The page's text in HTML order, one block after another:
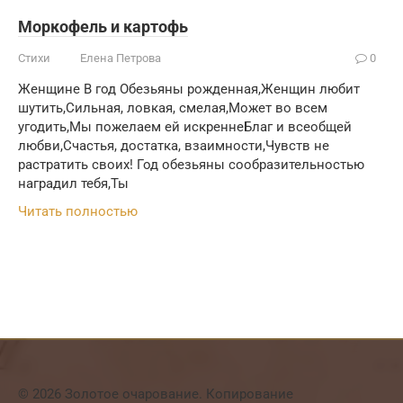
Моркофель и картофь
Стихи Елена Петрова 0
Женщине В год Обезьяны рожденная,Женщин любит
шутить,Сильная, ловкая, смелая,Может во всем
угодить,Мы пожелаем ей искреннеБлаг и всеобщей
любви,Счастья, достатка, взаимности,Чувств не
растратить своих! Год обезьяны сообразительностью
наградил тебя,Ты
Читать полностью
© 2026 Золотое очарование. Копирование